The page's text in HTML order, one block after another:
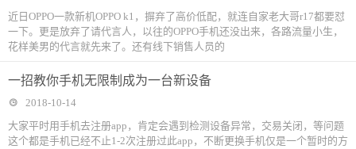
近日OPPO一款新机OPPO k1，摒弃了高价低配，就连自家老大哥r17都要怼
一下。更是放弃了请代言人，以往的OPPO手机还没出来，各路流量小生，
花样美男的代言就先来了。还有线下销售人员的
一招教你手机无限制成为一台新设备
2018-10-14
大家平时用手机去注册app，肯定会遇到检测设备异常，交易关闭，等问题
这个都是手机已经不止1-2次注册过此app，不断更换手机仅是一个暂时的方